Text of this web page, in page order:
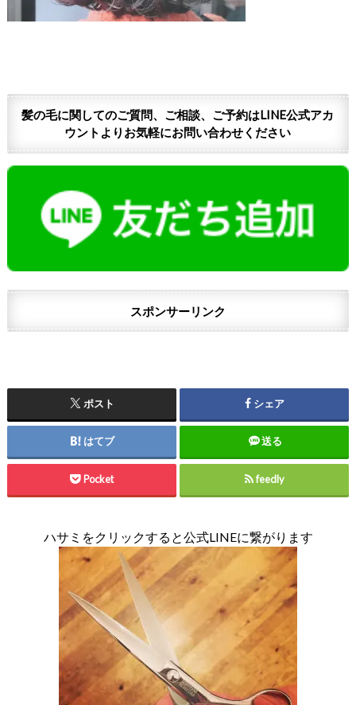
髪の毛に関してのご質問、ご相談、ご予約はLINE公式アカ
ウントよりお気軽にお問い合わせください
スポンサーリンク
ポスト シェア
はてブ 送る
Pocket feedly
ハサミをクリックすると公式LINEに繋がります